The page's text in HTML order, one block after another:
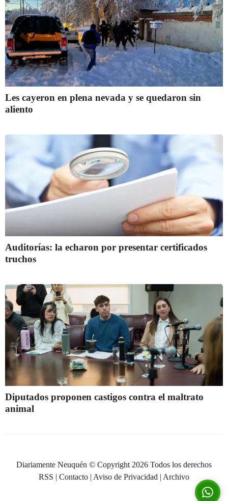
Les cayeron en plena nevada y se quedaron sin
aliento
Auditorías: la echaron por presentar certificados
truchos
Diputados proponen castigos contra el maltrato
animal
Diariamente Neuquén © Copyright 2026 Todos los derechos
RSS | Contacto | Aviso de Privacidad | Archivo